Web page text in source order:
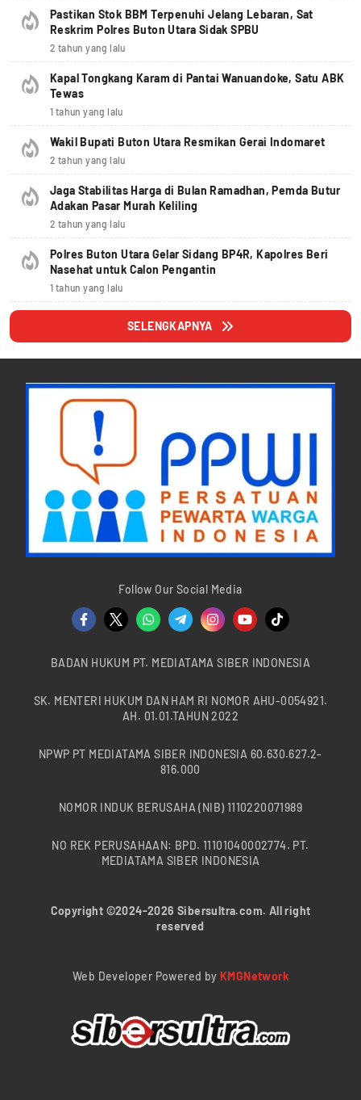
Pastikan Stok BBM Terpenuhi Jelang Lebaran, Sat
Reskrim Polres Buton Utara Sidak SPBU
2 tahun yang lalu
Kapal Tongkang Karam di Pantai Wanuandoke, Satu ABK
Tewas
1 tahun yang lalu
Wakil Bupati Buton Utara Resmikan Gerai Indomaret
2 tahun yang lalu
Jaga Stabilitas Harga di Bulan Ramadhan, Pemda Butur
Adakan Pasar Murah Keliling
2 tahun yang lalu
Polres Buton Utara Gelar Sidang BP4R, Kapolres Beri
Nasehat untuk Calon Pengantin
1 tahun yang lalu
SELENGKAPNYA
Follow Our Social Media
BADAN HUKUM PT. MEDIATAMA SIBER INDONESIA
SK. MENTERI HUKUM DAN HAM RI NOMOR AHU-0054921.
AH. 01.01.TAHUN 2022
NPWP PT MEDIATAMA SIBER INDONESIA 60.630.627.2-
816.000
NOMOR INDUK BERUSAHA (NIB) 1110220071989
NO REK PERUSAHAAN: BPD. 11101040002774. PT.
MEDIATAMA SIBER INDONESIA
Copyright ©2024-2026 Sibersultra.com. All right
reserved
Web Developer Powered by KMGNetwork